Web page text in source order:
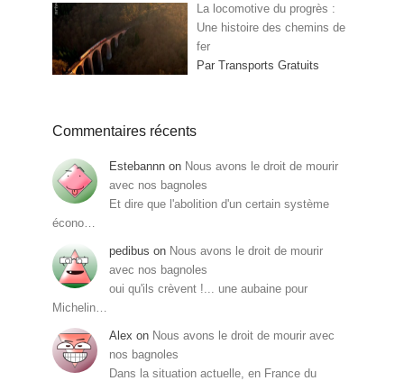
La locomotive du progrès :
Une histoire des chemins de
fer
Par Transports Gratuits
Commentaires récents
Estebannn on Nous avons le droit de mourir
avec nos bagnoles
Et dire que l'abolition d'un certain système
écono…
pedibus on Nous avons le droit de mourir
avec nos bagnoles
oui qu'ils crèvent !... une aubaine pour
Michelin…
Alex on Nous avons le droit de mourir avec
nos bagnoles
Dans la situation actuelle, en France du